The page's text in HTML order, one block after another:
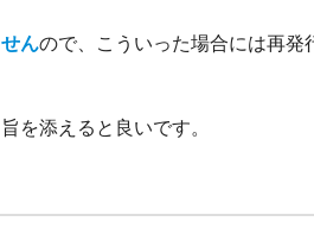
んので、こういった場合には再発
を添えると良いです。